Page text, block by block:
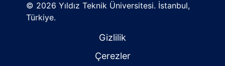
© 2026 Yıldız Teknik Üniversitesi. İstanbul,
Türkiye.
Gizlilik
Çerezler